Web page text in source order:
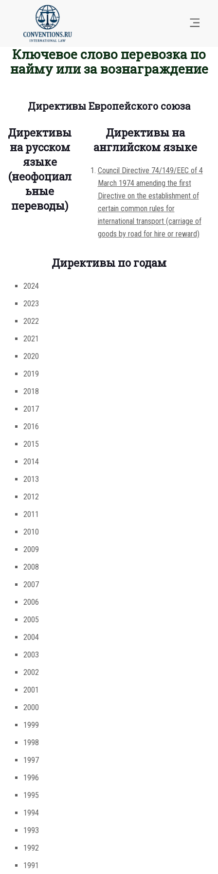
Ключевое слово перевозка по
найму или за вознаграждение
Директивы Европейского союза
Директивы
на русском
языке
(неофоциал
ьные
переводы)
Директивы на
английском языке
Council Directive 74/149/EEC of 4
March 1974 amending the first
Directive on the establishment of
certain common rules for
international transport (carriage of
goods by road for hire or reward)
Директивы по годам
2024
2023
2022
2021
2020
2019
2018
2017
2016
2015
2014
2013
2012
2011
2010
2009
2008
2007
2006
2005
2004
2003
2002
2001
2000
1999
1998
1997
1996
1995
1994
1993
1992
1991